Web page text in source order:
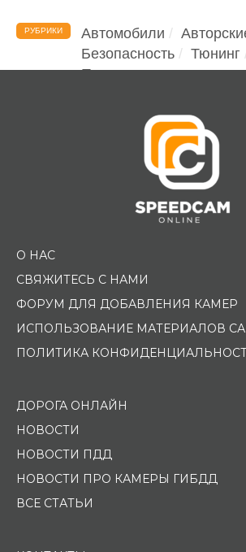
РУБРИКИ Автомобили
Безопасность
Тюнинг
Помощь водителю
О НАС
СВЯЖИТЕСЬ С НАМИ
ФОРУМ ДЛЯ ДОБАВЛЕНИЯ КАМЕР
ИСПОЛЬЗОВАНИЕ МАТЕРИАЛОВ
ПОЛИТИКА
ДОРОГА ОНЛАЙН
НОВОСТИ
НОВОСТИ ПДД
НОВОСТИ ПРО КАМЕРЫ ГИБДД
ВСЕ СТАТЬИ